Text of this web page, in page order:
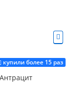
купили более 15 раз